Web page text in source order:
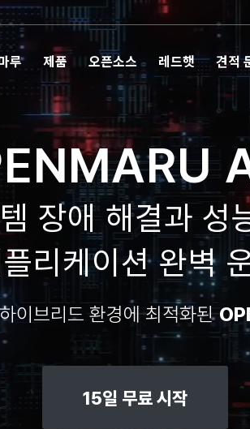
루 제품 오픈소스 레드햇 견적
장애 해결과 성
리케이션 완벽
이브리드 환경에 최적화된
15일 무료 시작